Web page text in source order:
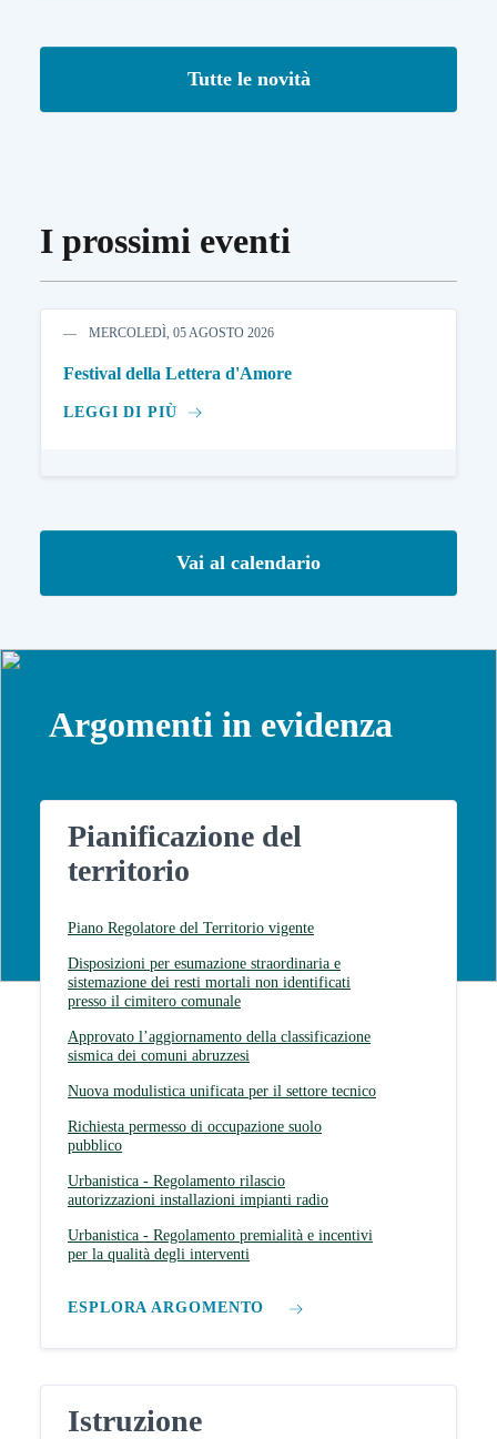
Tutte le novità
I prossimi eventi
MERCOLEDÌ, 05 AGOSTO 2026
Festival della Lettera d'Amore
LEGGI DI PIÙ
Vai al calendario
Argomenti in evidenza
Pianificazione del
territorio
Piano Regolatore del Territorio vigente
Disposizioni per esumazione straordinaria e
sistemazione dei resti mortali non identificati
presso il cimitero comunale
Approvato l’aggiornamento della classificazione
sismica dei comuni abruzzesi
Nuova modulistica unificata per il settore tecnico
Richiesta permesso di occupazione suolo
pubblico
Urbanistica - Regolamento rilascio
autorizzazioni installazioni impianti radio
Urbanistica - Regolamento premialità e incentivi
per la qualità degli interventi
ESPLORA ARGOMENTO
Istruzione